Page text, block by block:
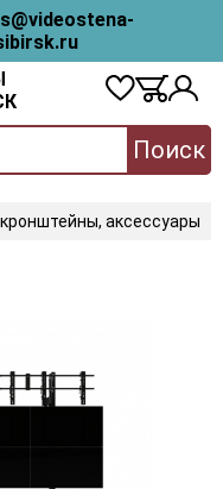
Поиск
аксессуары